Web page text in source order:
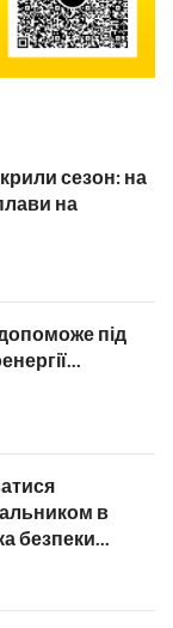
сезон: на
на
під
в
безпеки...